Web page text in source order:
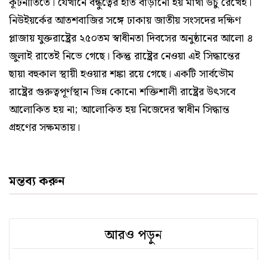
নিউইয়র্কের আতশবাজির সঙ্গে ঢাকায় জাতীয় সংসদের দক্ষিণ
প্লাজায় যুক্তরাষ্ট্রের ২৫০তম স্বাধীনতা দিবসের অনুষ্ঠানের আলো ৪
জুলাই রাতেই নিভে গেছে। কিন্তু রাষ্ট্রের নেওয়া এই সিদ্ধান্তের
ছায়া বহুকাল স্থায়ী হওয়ার শঙ্কা রয়ে গেছে। একটি সার্বভৌম
রাষ্ট্রের গুরুত্বপূর্ণস্থান ভিন্ন কোনো শক্তিশালী রাষ্ট্রের উৎসবে
আলোকিত হয় না; আলোকিত হয় নিজেদের স্বাধীন সিদ্ধান্ত
গ্রহণের সক্ষমতায়।
মন্তব্য করুন
আরও পড়ুন